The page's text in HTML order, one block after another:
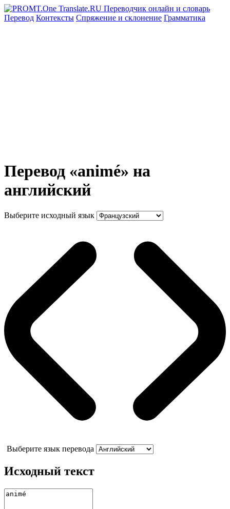
Перевод Контексты Спряжение и склонение Грамматика
Перевод «animé» на
английский
Выберите исходный язык
Выберите язык перевода
Исходный текст